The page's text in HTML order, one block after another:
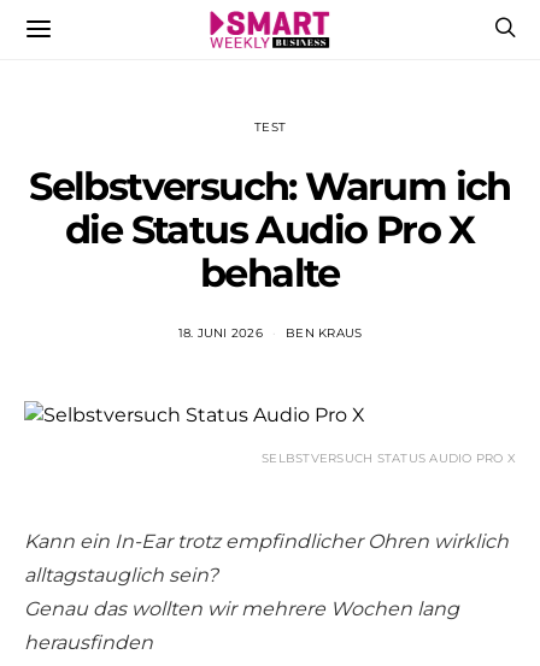
TEST
Selbstversuch: Warum ich
die Status Audio Pro X
behalte
18. JUNI 2026 BEN KRAUS
SELBSTVERSUCH STATUS AUDIO PRO X
Kann ein In-Ear trotz empfindlicher Ohren wirklich
alltagstauglich sein?
Genau das wollten wir mehrere Wochen lang
herausfinden